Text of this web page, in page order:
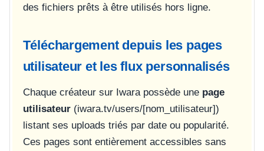
des fichiers prêts à être utilisés hors ligne.
Téléchargement depuis les pages
utilisateur et les flux personnalisés
Chaque créateur sur Iwara possède une page
utilisateur(iwara.tv/users/[nom_utilisateur])
listant ses uploads triés par date ou popularité.
Ces pages sont entièrement accessibles sans